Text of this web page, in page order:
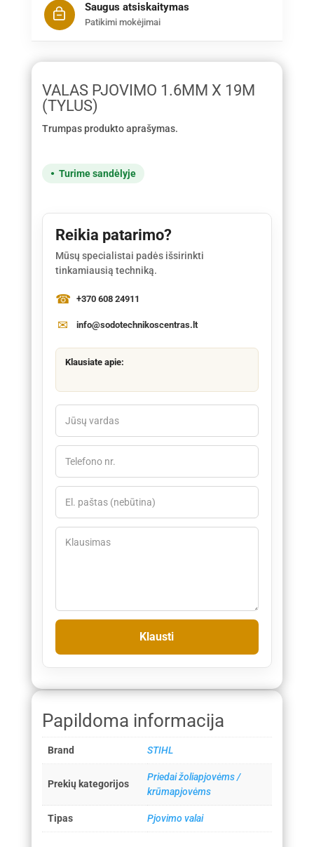
Saugus atsiskaitymas
Patikimi mokėjimai
VALAS PJOVIMO 1.6MM X 19M
(TYLUS)
Trumpas produkto aprašymas.
Turime sandėlyje
Reikia patarimo?
Mūsų specialistai padės išsirinkti
tinkamiausią techniką.
+370 608 24911
info@sodotechnikoscentras.lt
Klausiate apie:
Papildoma informacija
Brand STIHL
Prekių kategorijos
Priedai žoliapjovėms /
krūmapjovėms
Tipas Pjovimo valai